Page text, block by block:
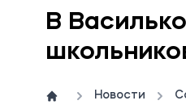
В
Новости